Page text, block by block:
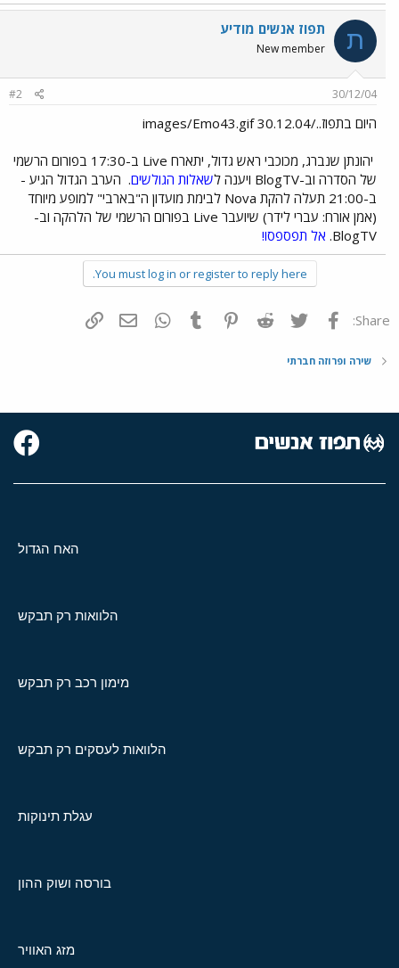
ת תפוז אנשים מודיע
New member
30/12/04
#2
היום בתפוז../images/Emo43.gif 30.12.04
יהונתן שנברג, מכוכבי ראש גדול, יתארח Live ב-17:30 בפורום הרשמי
של הסדרה וב-BlogTV ויענה ל
שאלות הגולשים. הערב הגדול הגיע -
ב-21:00 תעלה להקת Nova לבימת מועדון ה"בארבי" למופע מיוחד
(אמן אורח: עברי לידר) שיועבר Live בפורום הרשמי של הלהקה וב-
BlogTV. אל תפספסו!
You must log in or register to reply here.
Share: פייסבוק Twitter
Reddit
Pinterest
Tumblr
WhatsAppדואר אלקטרוני
שירה ופרוזה חברתי
האח הגדול
הלוואות רק תבקש
מימון רכב רק תבקש
הלוואות לעסקים רק תבקש
עגלת תינוקות
בורסה ושוק ההון
מזג האוויר